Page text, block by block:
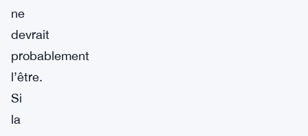
ne
devrait
probablement
l’être.
Si
la